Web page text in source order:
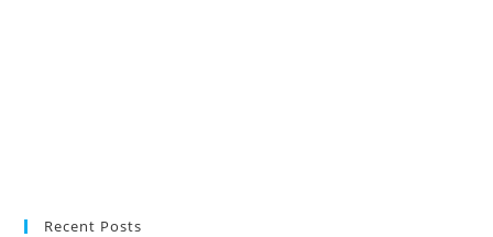
Recent Posts